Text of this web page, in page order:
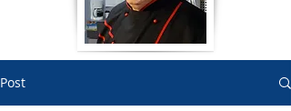
Post